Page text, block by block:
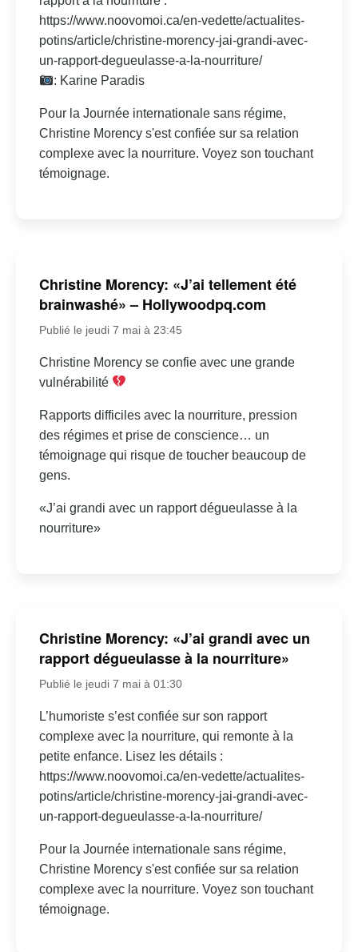
https://www.noovomoi.ca/en-vedette/actualites-
potins/article/christine-morency-jai-grandi-avec-
un-rapport-degueulasse-a-la-nourriture/
: Karine Paradis
Pour la Journée internationale sans régime,
Christine Morency s'est confiée sur sa relation
complexe avec la nourriture. Voyez son touchant
témoignage.
Christine Morency: «J’ai tellement été
brainwashé» – Hollywoodpq.com
Publié le jeudi 7 mai à 23:45
Christine Morency se confie avec une grande
vulnérabilité
Rapports difficiles avec la nourriture, pression
des régimes et prise de conscience… un
témoignage qui risque de toucher beaucoup de
gens.
«J’ai grandi avec un rapport dégueulasse à la
nourriture»
Christine Morency: «J’ai grandi avec un
rapport dégueulasse à la nourriture»
Publié le jeudi 7 mai à 01:30
L’humoriste s’est confiée sur son rapport
complexe avec la nourriture, qui remonte à la
petite enfance. Lisez les détails :
https://www.noovomoi.ca/en-vedette/actualites-
potins/article/christine-morency-jai-grandi-avec-
un-rapport-degueulasse-a-la-nourriture/
Pour la Journée internationale sans régime,
Christine Morency s'est confiée sur sa relation
complexe avec la nourriture. Voyez son touchant
témoignage.